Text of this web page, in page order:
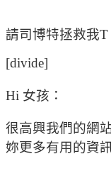
請司博特拯救我T
[divide]
Hi 女孩：
很高興我們的網
妳更多有用的資訊